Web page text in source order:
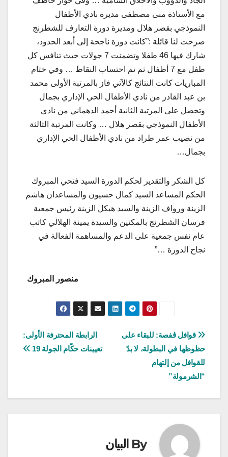
مع الأستاذة منى مصطفى مديرة نادي الأطفال
النموذجي بقصر هلال ومديرة دورة التعارف للشطرنج
صرحت لنا قائلة :”كانت دورة ناجحة إلى أبعد الحدود،
شارك فيها 46 طفلا وتضمنت 7 جولات حيث تنافس كل
طفل مع 7 أطفال ثم تم احتساب النقاط … وفي ختام
المباريات كانت النتائج كالآتي فاز بالمرتبة الأولى محمد
بن عبد القادر من نادي الأطفال الحي الإداري بجمال
وتحصل على المرتبة الثانية أحمد الدهماني من نادي
الأطفال النموذجي بقصر هلال … وكانت المرتبة الثالثة
من نصيب عمر طراد من نادي الأطفال الحي الإداري
بجمال…
كل الشكر والتقدير لحكم الدورة السيد فتحي المبروك
الحكم المساعد السيد كمال حسيون والمساعدان هاشم
الزينة ورواف الزينة والسيد هيكل الزينة رئيس جمعية
فرسان الشطرنج بالمكنين والسيدة يمينة الهلالي كاتب
عام نفس جمعية على الدعم والمساهمة الفعالة في
نجاح الدورة …”
منصور المبروك
تصفّح
المقالات
الرابطة المحترفة الأولى:
تعيينات حكّام الجولة 19
قوافل ڨفصة: للبقاء على
حظوظها في البطولة، لا بدّ
للقوافل من إلتهام
“الشرمولة”
By البيان